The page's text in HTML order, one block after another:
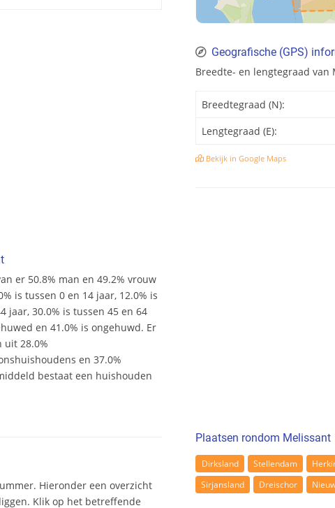
er 50.8% man en 49.2% vrouw
is tussen 0 en 14 jaar, 12.0% is
jaar, 30.0% is tussen 45 en 64
en 41.0% is ongehuwd. Er
uit 28.0%
en 37.0%
bestaat een huishouden
Hieronder een overzicht
Klik op het betreffende
Geografische (GPS)
Breedte- en lengtegraad van
Breedtegraad (N):
Lengtegraad (E):
Bekijk in Google Maps
Plaatsen rondom Melissant
Dirksland Stellendam
Sirjansland
Dreischor